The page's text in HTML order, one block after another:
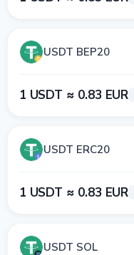
USDT BEP20
1 USDT ≈ 0.83 EUR
USDT ERC20
1 USDT ≈ 0.83 EUR
USDT SOL